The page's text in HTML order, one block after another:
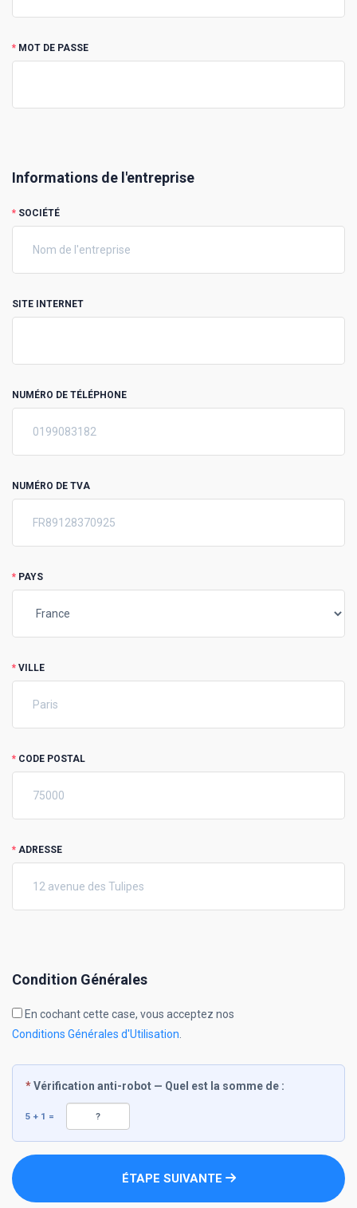
* MOT DE PASSE
Informations de l'entreprise
* SOCIÉTÉ
SITE INTERNET
NUMÉRO DE TÉLÉPHONE
NUMÉRO DE TVA
* PAYS
* VILLE
* CODE POSTAL
* ADRESSE
Condition Générales
En cochant cette case, vous acceptez nos
Conditions Générales d'Utilisation
*Vérification anti-robot — Quel est la somme de :
5 + 1 =
ÉTAPE SUIVANTE